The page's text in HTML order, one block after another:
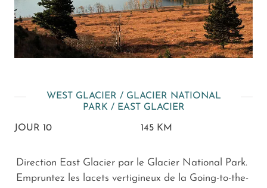
WEST GLACIER / GLACIER NATIONAL
PARK / EAST GLACIER
JOUR 10 145 KM
Direction East Glacier par le Glacier National Park.
Empruntez les lacets vertigineux de la Going-to-the-